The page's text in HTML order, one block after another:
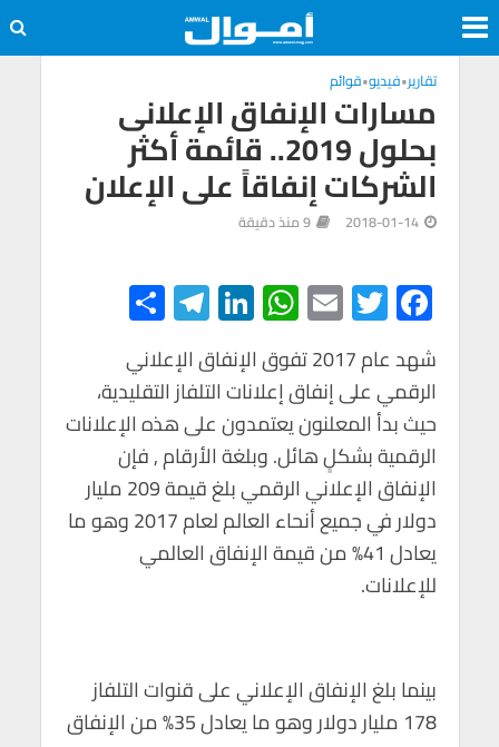
تقارير•فيديو•قوائم
مسارات الإنفاق الإعلانى
بحلول 2019.. قائمة أكثر
الشركات إنفاقاً على الإعلان
2018-01-14 9 منذ دقيقة
F
ac
e
b
o
o
k
T
wi
tt
er
E
m
ail
W
h
at
s
A
p
p
Li
n
ke
dI
n
Te
le
gr
a
m
ar
e
شهد عام 2017 تفوق الإنفاق الإعلاني
الرقمي على إنفاق إعلانات التلفاز التقليدية،
حيث بدأ المعلنون يعتمدون على هذه الإعلانات
الرقمية بشكلٍ هائل. وبلغة الأرقام , فإن
الإنفاق الإعلاني الرقمي بلغ قيمة 209 مليار
دولار في جميع أنحاء العالم لعام 2017 وهو ما
يعادل 41% من قيمة الإنفاق العالمي
للإعلانات.
بينما بلغ الإنفاق الإعلاني على قنوات التلفاز
178 مليار دولار وهو ما يعادل 35% من الإنفاق